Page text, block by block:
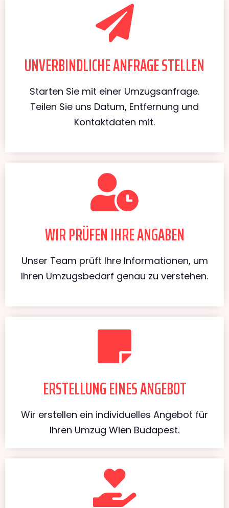
UNVERBINDLICHE ANFRAGE STELLEN
Starten Sie mit einer Umzugsanfrage.
Teilen Sie uns Datum, Entfernung und
Kontaktdaten mit.
WIR PRÜFEN IHRE ANGABEN
Unser Team prüft Ihre Informationen, um
Ihren Umzugsbedarf genau zu verstehen.
ERSTELLUNG EINES ANGEBOT
Wir erstellen ein individuelles Angebot für
Ihren Umzug Wien Budapest.